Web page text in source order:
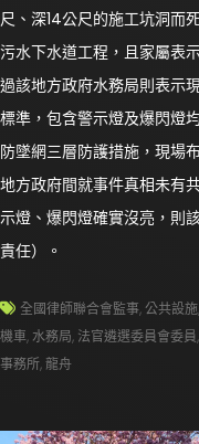
尺、深14公尺的施工坑洞而
污水下水道工程，且家屬表
過該地方政府水務局則表示
標準，包含警示燈及爆閃燈
防墜網三層防護措施，現場
地方政府間就事件真相未有
示燈、爆閃燈確實沒亮，則
責任）。
全國律師聯合會監事,公共設施
機車, 水務局, 法官遴選委員會委員,
事務所,龍舟